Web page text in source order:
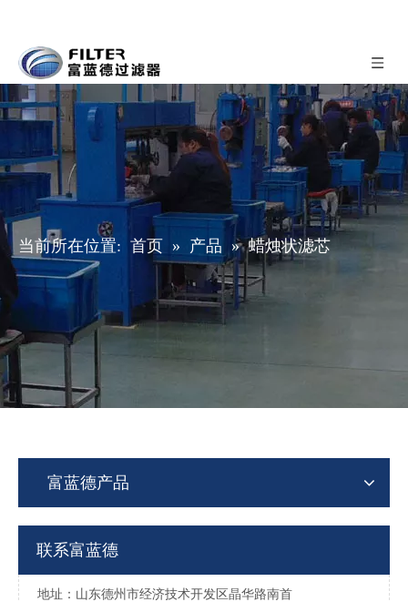
当前所在位置: 首页 » 产品 » 蜡烛状滤芯
富蓝德产品
联系富蓝德
地址：山东德州市经济技术开发区晶华路南首